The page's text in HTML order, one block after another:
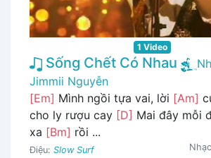
1 Video
Sống Chết Có Nhau
Jimmii Nguyễn
[Em] Mình ngồi tựa vai, lời [Am]
cho ly rượu cay [D] Mai đây mỗi
xa [Bm] rồi ...
Điệu: Slow Surf